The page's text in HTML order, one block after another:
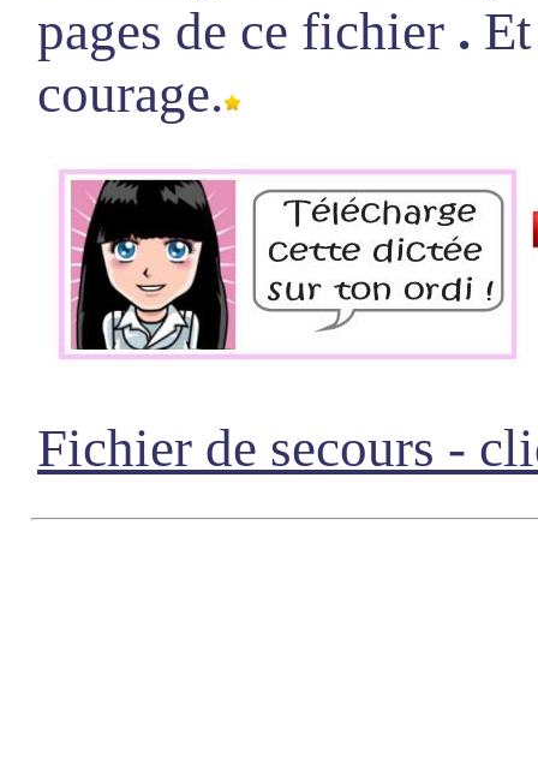
pages de ce fichier .
courage.
Fichier de secours -